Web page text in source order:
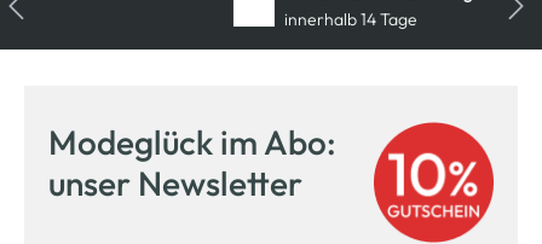
innerhalb 14 Tage
Modeglück im Abo:
unser Newsletter